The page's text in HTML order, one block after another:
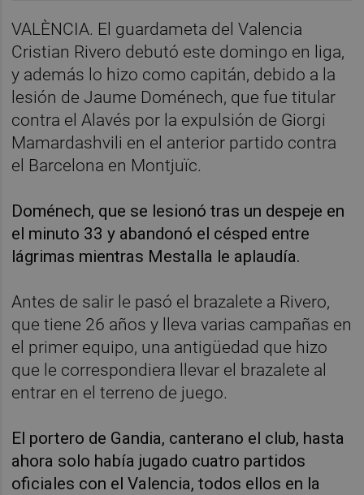
VALÈNCIA. El guardameta del Valencia
Cristian Rivero debutó este domingo en liga,
y además lo hizo como capitán, debido a la
lesión de Jaume Doménech, que fue titular
contra el Alavés por la expulsión de Giorgi
Mamardashvili en el anterior partido contra
el Barcelona en Montjuïc.
Doménech, que se lesionó tras un despeje en
el minuto 33 y abandonó el césped entre
lágrimas mientras Mestalla le aplaudía.
Antes de salir le pasó el brazalete a Rivero,
que tiene 26 años y lleva varias campañas en
el primer equipo, una antigüedad que hizo
que le correspondiera llevar el brazalete al
entrar en el terreno de juego.
El portero de Gandia, canterano el club, hasta
ahora solo había jugado cuatro partidos
oficiales con el Valencia, todos ellos en la